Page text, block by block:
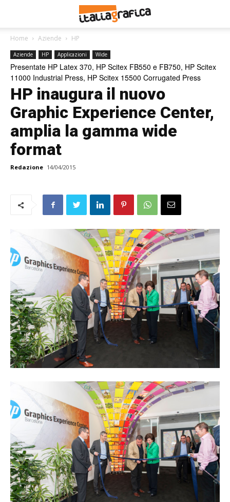
Home Aziende HP
Aziende HP Applicazioni Wide
Presentate HP Latex 370, HP Scitex FB550 e FB750, HP Scitex
11000 Industrial Press, HP Scitex 15500 Corrugated Press
HP inaugura il nuovo
Graphic Experience Center,
amplia la gamma wide
format
Redazione 14/04/2015